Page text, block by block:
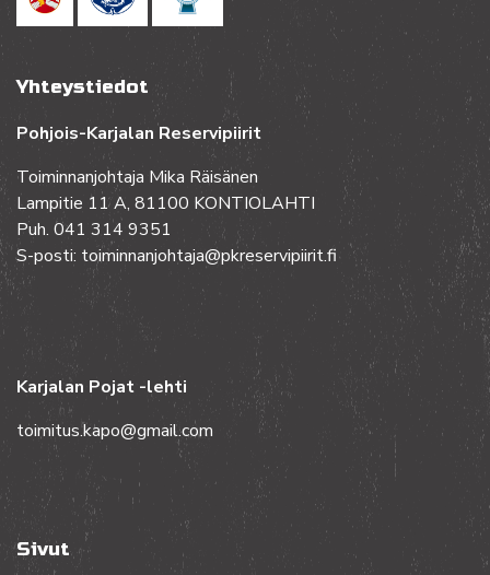
Yhteystiedot
Pohjois-Karjalan Reservipiirit
Toiminnanjohtaja Mika Räisänen
Lampitie 11 A, 81100 KONTIOLAHTI
Puh. 041 314 9351
S-posti: toiminnanjohtaja@pkreservipiirit.fi
Karjalan Pojat -lehti
toimitus.kapo@gmail.com
Sivut